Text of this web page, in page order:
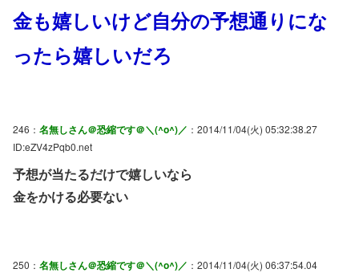
金も嬉しいけど自分の予想通りにな
ったら嬉しいだろ
246： 名無しさん＠恐縮です＠＼(^o^)／ ：2014/11/04(火) 05:32:38.27
ID:eZV4zPqb0.net
予想が当たるだけで嬉しいなら
金をかける必要ない
250： 名無しさん＠恐縮です＠＼(^o^)／ ：2014/11/04(火) 06:37:54.04